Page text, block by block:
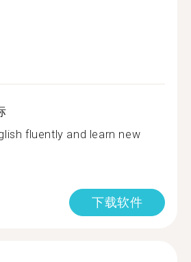
fluently and learn new
下载软件